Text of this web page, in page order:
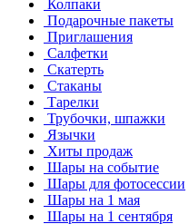
Колпаки
Подарочные пакеты
Приглашения
Салфетки
Скатерть
Стаканы
Тарелки
Трубочки, шпажки
Язычки
Хиты продаж
Шары на событие
Шары для фотосессии
Шары на 1 мая
Шары на 1 сентября